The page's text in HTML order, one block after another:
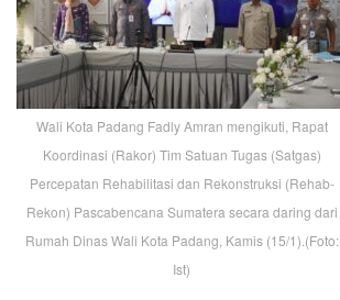
Wali Kota Padang Fadly Amran mengikuti, Rapat
Koordinasi (Rakor) Tim Satuan Tugas (Satgas)
Percepatan Rehabilitasi dan Rekonstruksi (Rehab-
Rekon) Pascabencana Sumatera secara daring dari
Rumah Dinas Wali Kota Padang, Kamis (15/1).(Foto:
Ist)